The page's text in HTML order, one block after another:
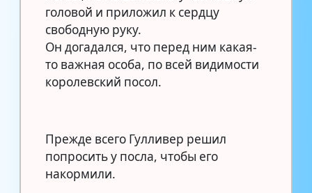
головой и приложил к сердцу
свободную руку.
Он догадался, что перед ним какая-
то важная особа, по всей видимости
королевский посол.
Прежде всего Гулливер решил
попросить у посла, чтобы его
накормили.